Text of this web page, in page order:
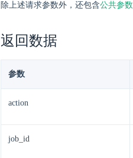
除上述请求参数外，还包含公共参数
返回数据
参数
action
job_id